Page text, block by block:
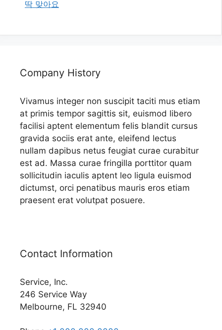
딱 맞아요
Company History
Vivamus integer non suscipit taciti mus etiam
at primis tempor sagittis sit, euismod libero
facilisi aptent elementum felis blandit cursus
gravida sociis erat ante, eleifend lectus
nullam dapibus netus feugiat curae curabitur
est ad. Massa curae fringilla porttitor quam
sollicitudin iaculis aptent leo ligula euismod
dictumst, orci penatibus mauris eros etiam
praesent erat volutpat posuere.
Contact Information
Service, Inc.
246 Service Way
Melbourne, FL 32940